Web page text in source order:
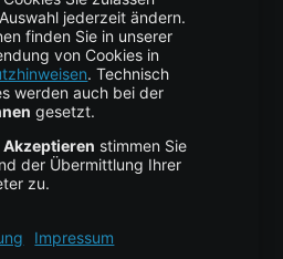
email,
VALUES (?, ?,
= $conn
($query);
-
$password);